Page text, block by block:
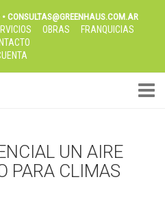
OBRAS
FRANQUICIAS
UN AIRE
PARA CLIMAS